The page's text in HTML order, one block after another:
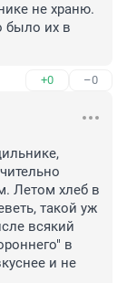
не храню.
было их в
+0 –0
Летом хлеб в
такой уж
всякий
в
и не